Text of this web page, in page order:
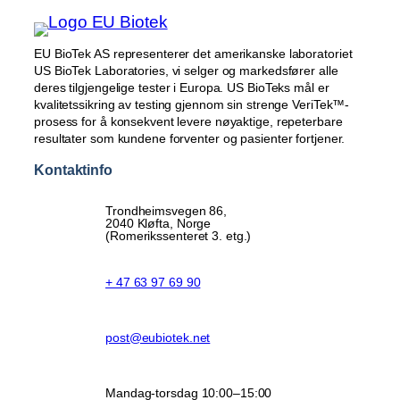
EU BioTek AS representerer det amerikanske laboratoriet
US BioTek Laboratories, vi selger og markedsfører alle
deres tilgjengelige tester i Europa. US BioTeks mål er
kvalitetssikring av testing gjennom sin strenge VeriTek™-
prosess for å konsekvent levere nøyaktige, repeterbare
resultater som kundene forventer og pasienter fortjener.
Kontaktinfo
Trondheimsvegen 86,
2040 Kløfta, Norge
(Romerikssenteret 3. etg.)
+ 47 63 97 69 90
post@eubiotek.net
Mandag-torsdag 10:00–15:00